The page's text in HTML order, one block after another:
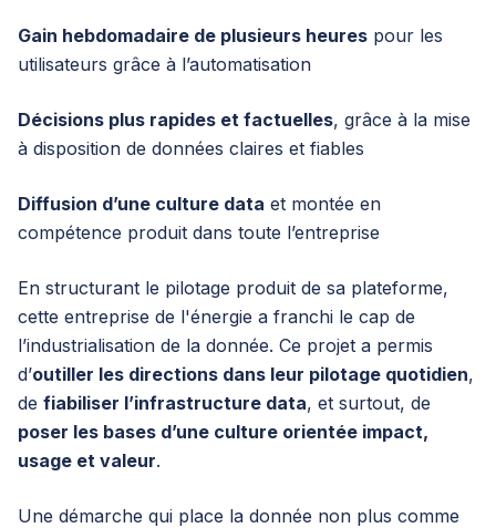
Gain hebdomadaire de plusieurs heures pour les
utilisateurs grâce à l’automatisation
Décisions plus rapides et factuelles, grâce à la mise
à disposition de données claires et fiables
Diffusion d’une culture data et montée en
compétence produit dans toute l’entreprise
En structurant le pilotage produit de sa plateforme,
cette entreprise de l'énergie a franchi le cap de
l’industrialisation de la donnée. Ce projet a permis
d’outiller les directions dans leur pilotage quotidien,
de fiabiliser l’infrastructure data, et surtout, de
poser les bases d’une culture orientée impact,
usage et valeur.
Une démarche qui place la donnée non plus comme